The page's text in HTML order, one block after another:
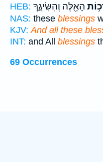
HEB: הָאֵ֖לֶּה וְהִשִּׂיגֻ֑ךָ
NAS: these blessings
KJV: And all these
INT: and All blessings
69 Occurrences